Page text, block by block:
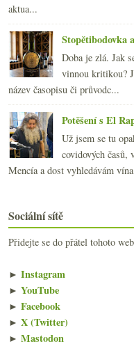
aktua...
Stopětibodovka
Doba je zlá. Jak
vinnou kritikou?
název časopisu či průvodc...
Potěšení s El
Už jsem se tu
covidových
Mencía a dost vyhledávám
Sociální sítě
Přidejte se do přátel tohoto
► Instagram
► YouTube
► Facebook
► X (Twitter)
► Mastodon